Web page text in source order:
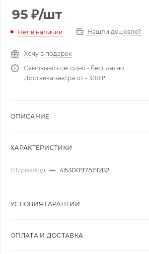
95 ₽/шт
Нет в наличии Нашли дешевле?
Хочу в подарок
Самовывоз сегодня - бесплатно
Доставка завтра от - 300 ₽
ОПИСАНИЕ
ХАРАКТЕРИСТИКИ
ШтрихКод — 4630097519282
УСЛОВИЯ ГАРАНТИИ
ОПЛАТА И ДОСТАВКА